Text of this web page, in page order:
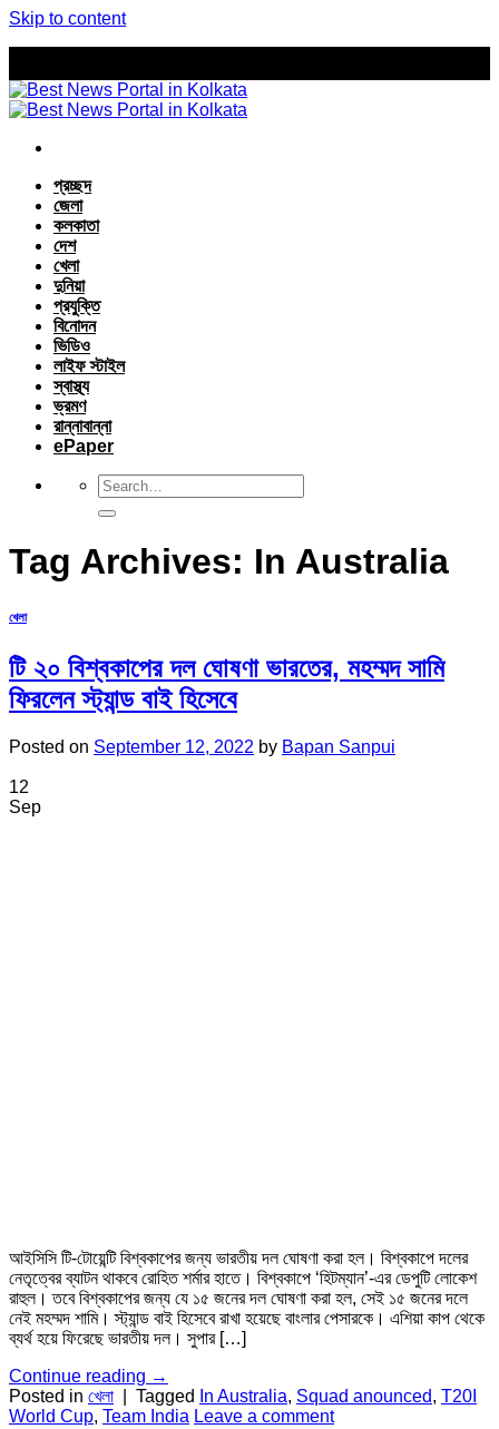
Skip to content
প্রচ্ছদ
জেলা
কলকাতা
দেশ
খেলা
দুনিয়া
প্রযুক্তি
বিনোদন
ভিডিও
লাইফ স্টাইল
স্বাস্থ্য
ভ্রমণ
রান্নাবান্না
ePaper
Tag Archives: In Australia
খেলা
টি ২০ বিশ্বকাপের দল ঘোষণা ভারতের, মহম্মদ সামি
ফিরলেন স্ট্যান্ড বাই হিসেবে
Posted on September 12, 2022 by Bapan Sanpui
12
Sep
আইসিসি টি-টোয়েন্টি বিশ্বকাপের জন্য ভারতীয় দল ঘোষণা করা হল। বিশ্বকাপে দলের
নেতৃত্বের ব্যাটন থাকবে রোহিত শর্মার হাতে। বিশ্বকাপে ‘হিটম্যান’-এর ডেপুটি লোকেশ
রাহুল। তবে বিশ্বকাপের জন্য যে ১৫ জনের দল ঘোষণা করা হল, সেই ১৫ জনের দলে
নেই মহম্মদ শামি। স্ট্যান্ড বাই হিসেবে রাখা হয়েছে বাংলার পেসারকে। এশিয়া কাপ থেকে
ব্যর্থ হয়ে ফিরেছে ভারতীয় দল। সুপার […]
Continue reading →
Posted in খেলা Tagged In Australia, Squad anounced, T20I
World Cup, Team India Leave a comment